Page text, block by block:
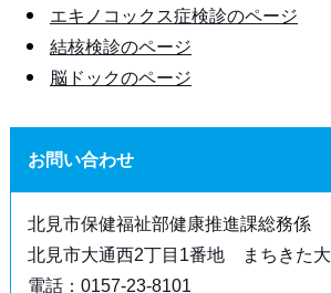
エキノコックス症検診のページ
結核検診のページ
脳ドックのページ
お問い合わせ
北見市保健福祉部健康推進課総務係
北見市大通西2丁目1番地 まちきた
電話：0157-23-8101